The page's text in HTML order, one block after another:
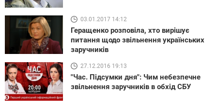
03.01.2017 14:12
Геращенко розповіла, хто вирішує
питання щодо звільнення українських
заручників
27.12.2016 19:13
"Час. Підсумки дня": Чим небезпечне
звільнення заручників в обхід СБУ